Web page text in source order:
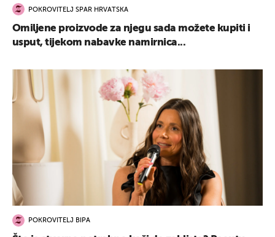
POKROVITELJ SPAR HRVATSKA
Omiljene proizvode za njegu sada možete kupiti i
usput, tijekom nabavke namirnica...
POKROVITELJ BIPA